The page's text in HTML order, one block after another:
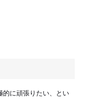
的に頑張りたい、とい